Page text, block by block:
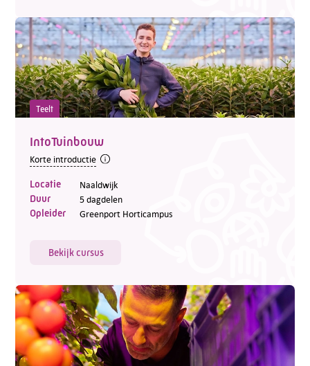
Teelt
IntoTuinbouw
Korte introductie
Locatie Naaldwijk
Duur 5 dagdelen
Opleider Greenport Horticampus
Bekijk cursus